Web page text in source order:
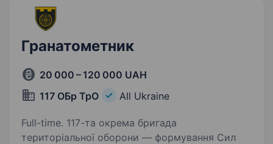
Гранатометник
20 000 – 120 000 UAH
117 ОБр ТрО
All Ukraine
Full-time. 117-та окрема бригада
територіальної оборони — формування Сил